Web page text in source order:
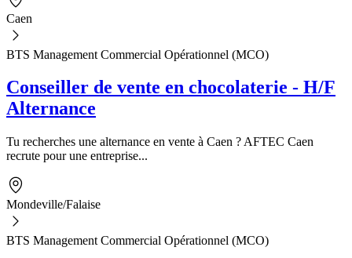
Caen
BTS Management Commercial Opérationnel (MCO)
Conseiller de vente en chocolaterie - H/F
Alternance
Tu recherches une alternance en vente à Caen ? AFTEC Caen
recrute pour une entreprise...
Mondeville/Falaise
BTS Management Commercial Opérationnel (MCO)